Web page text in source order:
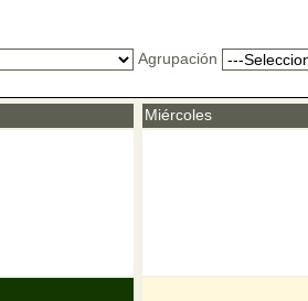
Agrupación
Miércoles